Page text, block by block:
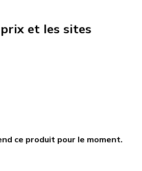
et les sites
ce produit pour le moment.